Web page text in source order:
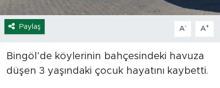
Paylaş A- A+
Bingöl’de köylerinin bahçesindeki havuza
düşen 3 yaşındaki çocuk hayatını kaybetti.
Eğitim
Ekonomi
Hava Durumu